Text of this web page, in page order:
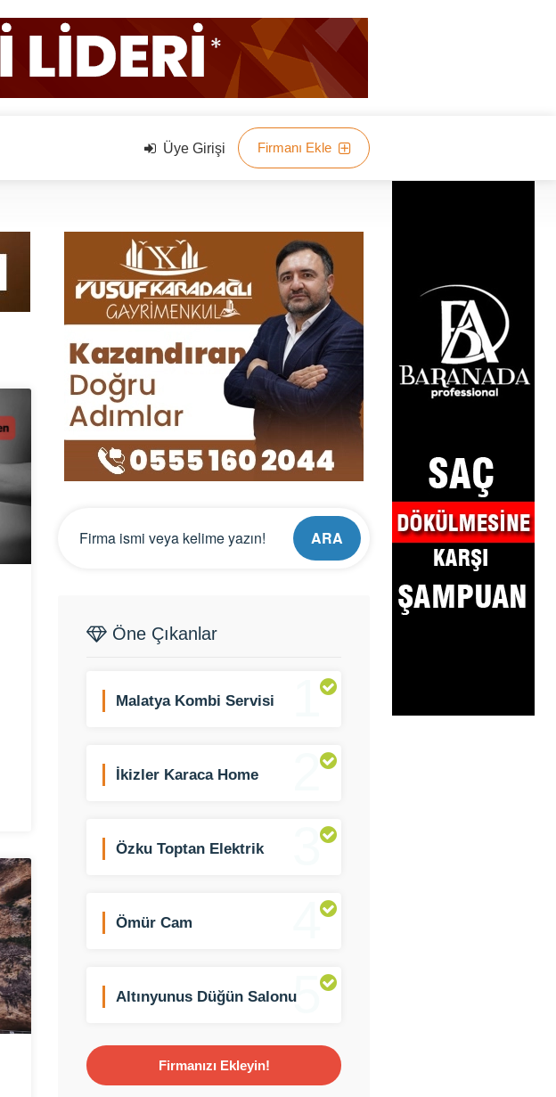
Üye Girişi Firmanı Ekle
ARA
Öne Çıkanlar
1
Malatya Kombi Servisi
2
İkizler Karaca Home
3
Özku Toptan Elektrik
4
Ömür Cam
5
Altınyunus Düğün Salonu
Firmanızı Ekleyin!